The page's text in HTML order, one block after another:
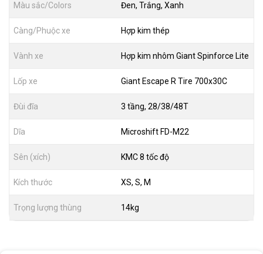
Màu sắc/Colors Đen, Trắng, Xanh
Càng/Phuộc xe Hợp kim thép
Vành xe Hợp kim nhôm Giant Spinforce Lite
Lốp xe Giant Escape R Tire 700x30C
Đùi đĩa 3 tầng, 28/38/48T
Dĩa Microshift FD-M22
Sên (xích) KMC 8 tốc độ
Kích thước XS, S, M
Trọng lượng thùng 14kg